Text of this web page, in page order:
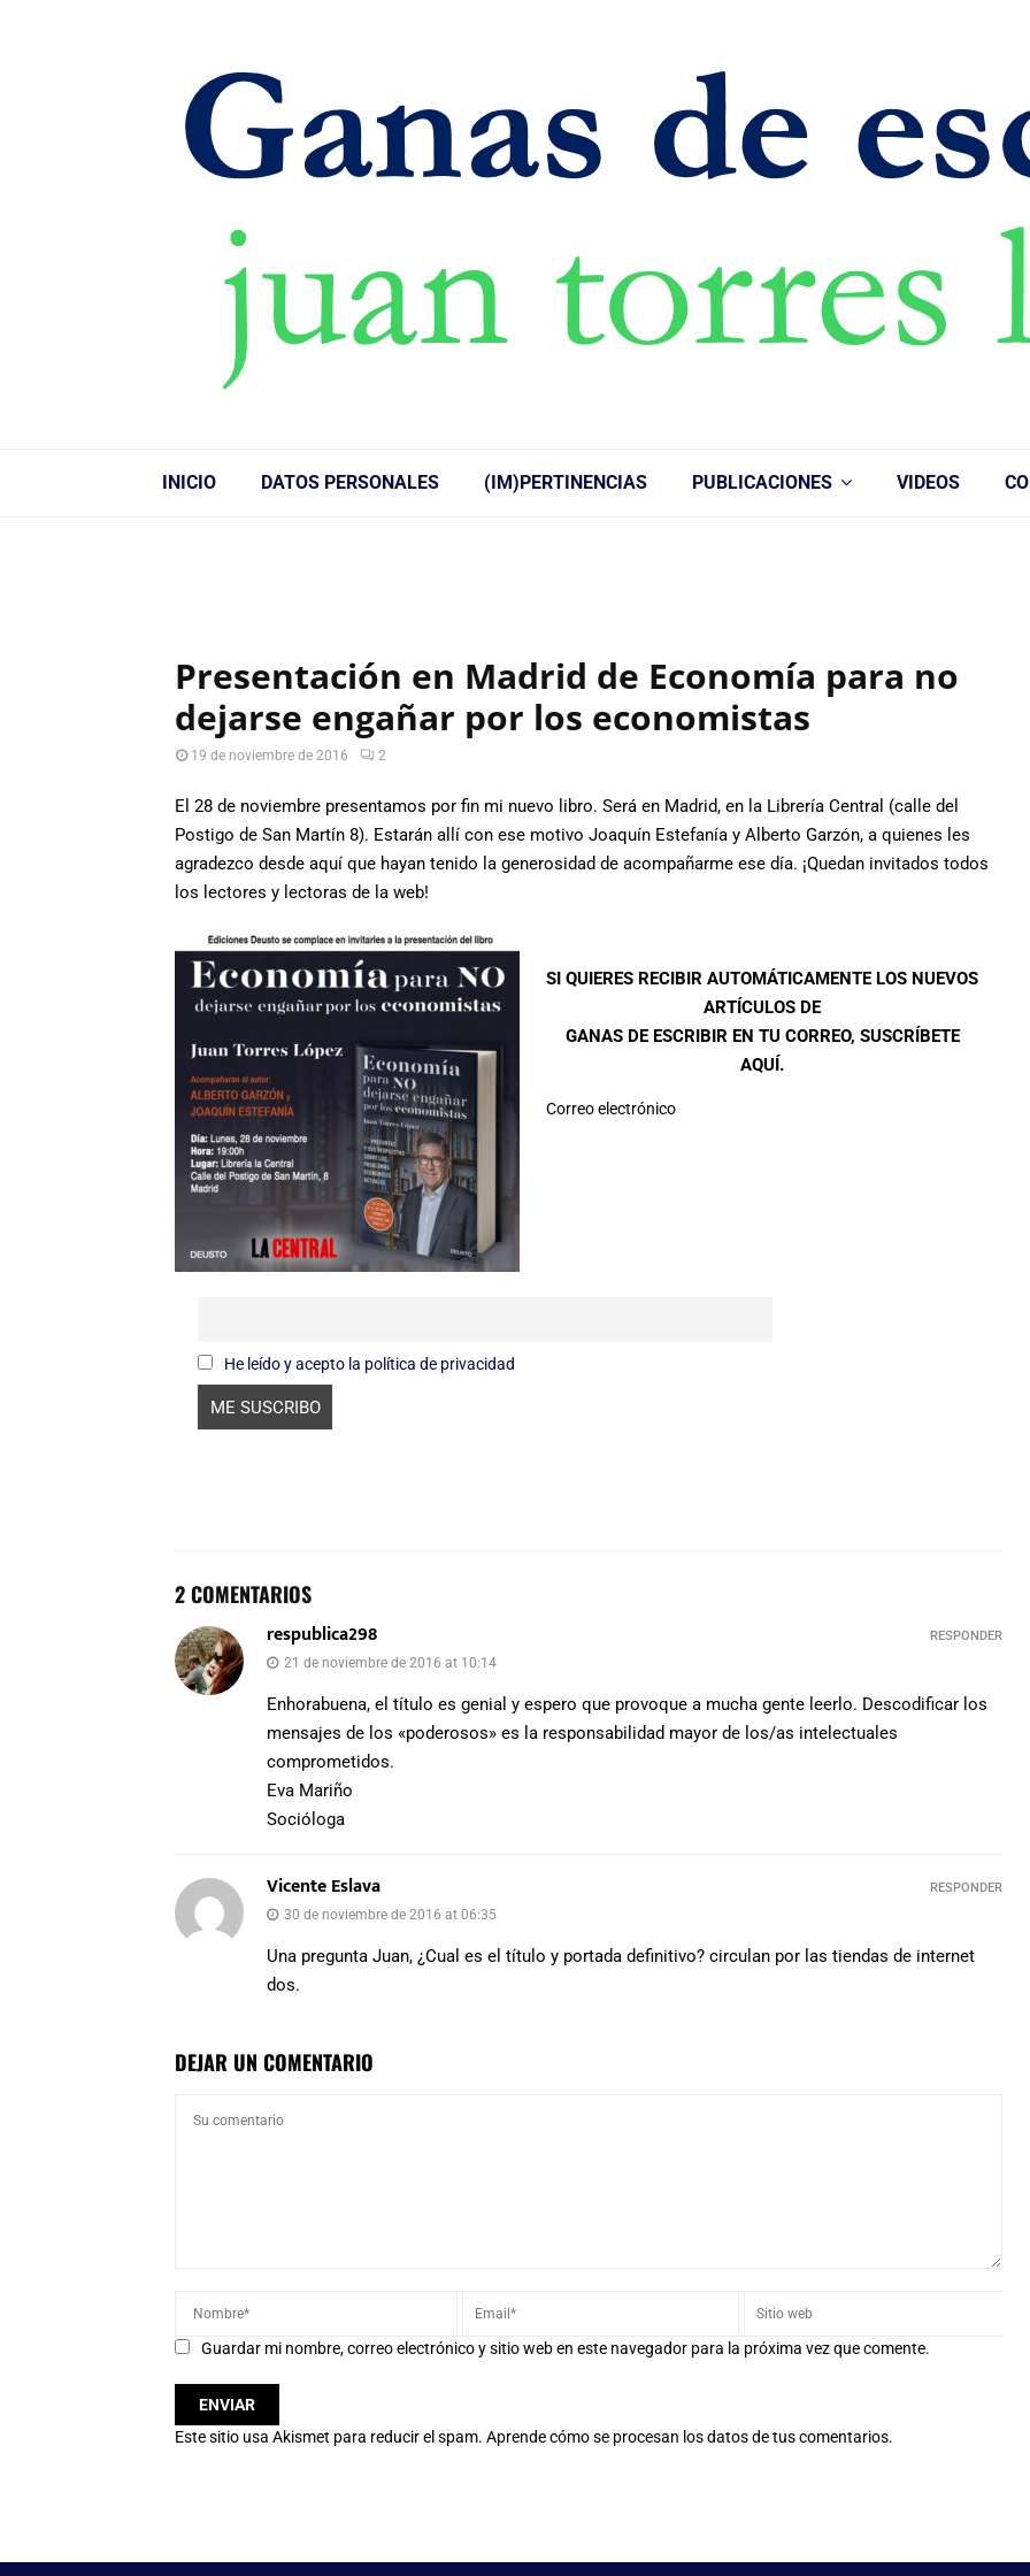
INICIO DATOS PERSONALES (IM)PERTINENCIAS PUBLICACIONES VIDEOS
Presentación en Madrid de Economía para no
dejarse engañar por los economistas
19 de noviembre de 2016 2
El 28 de noviembre presentamos por fin mi nuevo libro. Será en Madrid, en la Librería Central (calle del
Postigo de San Martín 8). Estarán allí con ese motivo Joaquín Estefanía y Alberto Garzón, a quienes les
agradezco desde aquí que hayan tenido la generosidad de acompañarme ese día. ¡Quedan invitados todos
los lectores y lectoras de la web!
SI QUIERES RECIBIR AUTOMÁTICAMENTE LOS NUEVOS
ARTÍCULOS DE
GANAS DE ESCRIBIR EN TU CORREO, SUSCRÍBETE
AQUÍ.
Correo electrónico
He leído y acepto la política de privacidad
2 COMENTARIOS
respublica298
21 de noviembre de 2016 at 10:14
Enhorabuena, el título es genial y espero que provoque a mucha gente leerlo. Descodificar los
mensajes de los «poderosos» es la responsabilidad mayor de los/as intelectuales
comprometidos.
Eva Mariño
Socióloga
RESPONDER
Vicente Eslava
30 de noviembre de 2016 at 06:35
Una pregunta Juan, ¿Cual es el título y portada definitivo? circulan por las tiendas de internet
dos.
RESPONDER
DEJAR UN COMENTARIO
Guardar mi nombre, correo electrónico y sitio web en este navegador para la próxima vez que comente.
Este sitio usa Akismet para reducir el spam. Aprende cómo se procesan los datos de tus comentarios.